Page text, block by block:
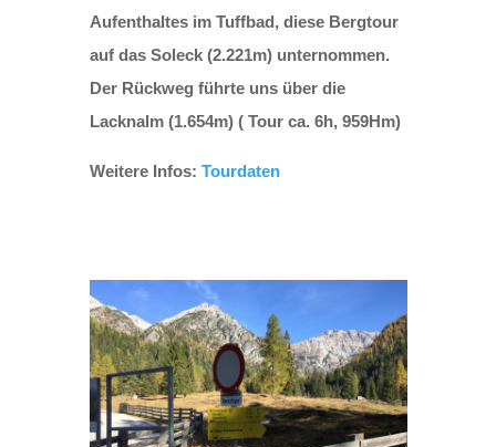
Aufenthaltes im Tuffbad, diese Bergtour
auf das Soleck (2.221m) unternommen.
Der Rückweg führte uns über die
Lacknalm (1.654m) ( Tour ca. 6h, 959Hm)
Weitere Infos: Tourdaten